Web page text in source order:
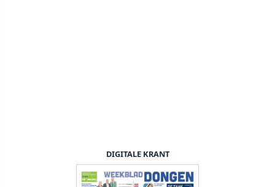
DIGITALE KRANT